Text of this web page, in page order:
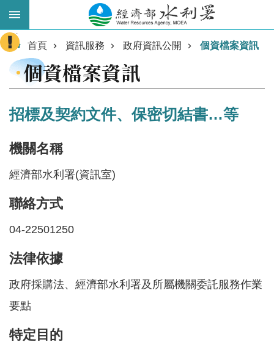
跳到主要內容區塊
進
階
搜
業
主
最
水
:::
首頁 資訊服務 政府資訊公開 個資檔案資訊
個資檔案資訊
招標及契約文件、保密切結書…等
機關名稱
經濟部水利署(資訊室)
聯絡方式
04-22501250
法律依據
政府採購法、經濟部水利署及所屬機關委託服務作業
要點
特定目的